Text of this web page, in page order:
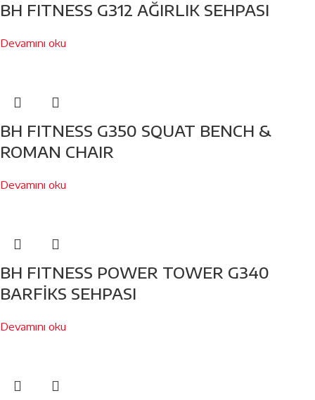
BH FITNESS G312 AĞIRLIK SEHPASI
Devamını oku
BH FITNESS G350 SQUAT BENCH &
ROMAN CHAIR
Devamını oku
BH FITNESS POWER TOWER G340
BARFİKS SEHPASI
Devamını oku